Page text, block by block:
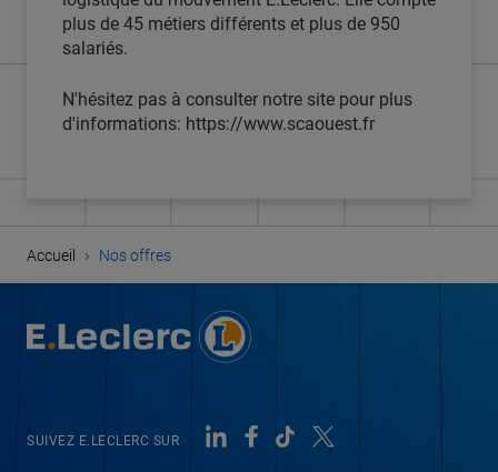
plus de 45 métiers différents et plus de 950
salariés.
N'hésitez pas à consulter notre site pour plus
d'informations: https://www.scaouest.fr
Accueil › Nos offres
SUIVEZ E.LECLERC SUR